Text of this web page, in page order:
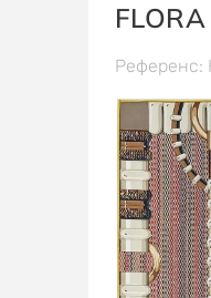
Референс: